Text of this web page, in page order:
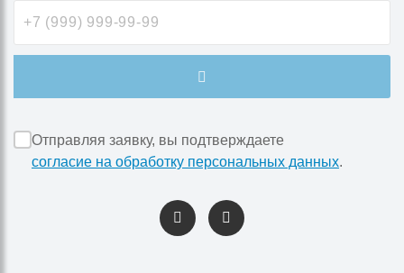
Отправляя заявку, вы подтверждаете
согласие на обработку персональных данных.